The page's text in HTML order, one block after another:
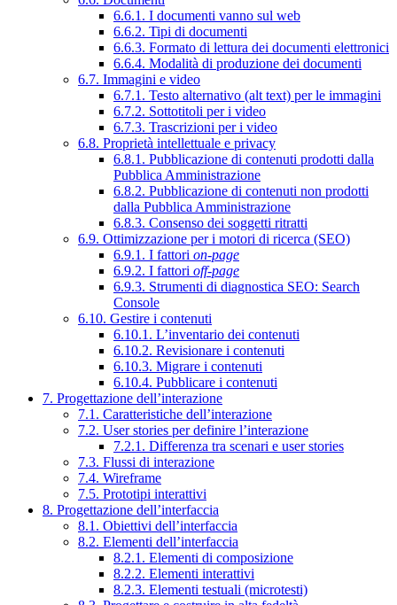
6.6.1. I documenti vanno sul web
6.6.2. Tipi di documenti
6.6.3. Formato di lettura dei documenti elettronici
6.6.4. Modalità di produzione dei documenti
6.7. Immagini e video
6.7.1. Testo alternativo (alt text) per le immagini
6.7.2. Sottotitoli per i video
6.7.3. Trascrizioni per i video
6.8. Proprietà intellettuale e privacy
6.8.1. Pubblicazione di contenuti prodotti dalla
Pubblica Amministrazione
6.8.2. Pubblicazione di contenuti non prodotti
dalla Pubblica Amministrazione
6.8.3. Consenso dei soggetti ritratti
6.9. Ottimizzazione per i motori di ricerca (SEO)
6.9.1. I fattori on-page
6.9.2. I fattori off-page
6.9.3. Strumenti di diagnostica SEO: Search
Console
6.10. Gestire i contenuti
6.10.1. L’inventario dei contenuti
6.10.2. Revisionare i contenuti
6.10.3. Migrare i contenuti
6.10.4. Pubblicare i contenuti
7. Progettazione dell’interazione
7.1. Caratteristiche dell’interazione
7.2. User stories per definire l’interazione
7.2.1. Differenza tra scenari e user stories
7.3. Flussi di interazione
7.4. Wireframe
7.5. Prototipi interattivi
8. Progettazione dell’interfaccia
8.1. Obiettivi dell’interfaccia
8.2. Elementi dell’interfaccia
8.2.1. Elementi di composizione
8.2.2. Elementi interattivi
8.2.3. Elementi testuali (microtesti)